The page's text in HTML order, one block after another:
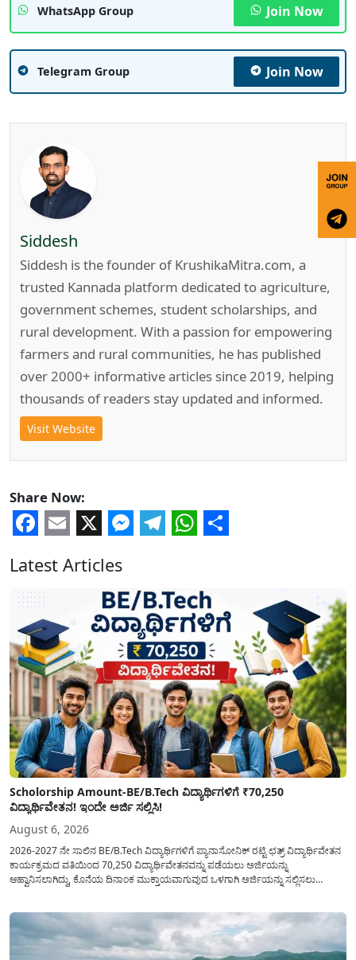
WhatsApp Group Join Now
Telegram Group Join Now
Siddesh
Siddesh is the founder of KrushikaMitra.com, a
trusted Kannada platform dedicated to agriculture,
government schemes, student scholarships, and
rural development. With a passion for empowering
farmers and rural communities, he has published
over 2000+ informative articles since 2019, helping
thousands of readers stay updated and informed.
Visit Website
Share Now:
Latest Articles
Scholorship Amount-BE/B.Tech ವಿದ್ಯಾರ್ಥಿಗಳಿಗೆ ₹70,250
ವಿದ್ಯಾರ್ಥಿವೇತನ! ಇಂದೇ ಅರ್ಜಿ ಸಲ್ಲಿಸಿ!
August 6, 2026
2026-2027 ನೇ ಸಾಲಿನ BE/B.Tech ವಿದ್ಯಾರ್ಥಿಗಳಿಗೆ ಪ್ಯಾನಾಸೋನಿಕ್ ರಟ್ಟಿ ಛತ್ರ್ ವಿದ್ಯಾರ್ಥಿವೇತನ
ಕಾರ್ಯಕ್ರಮದ ವತಿಯಿಂದ 70,250 ವಿದ್ಯಾರ್ಥಿವೇತನವನ್ನು ಪಡೆಯಲು ಅರ್ಜಿಯನ್ನು
ಆಹ್ವಾನಿಸಲಾಗಿದ್ದು, ಕೊನೆಯ ದಿನಾಂಕ ಮುಕ್ತಾಯವಾಗುವುದ ಒಳಗಾಗಿ ಅರ್ಜಿಯನ್ನು ಸಲ್ಲಿಸಲು
ಜಾರಿಗೆ...